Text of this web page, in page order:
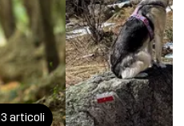
3 articoli